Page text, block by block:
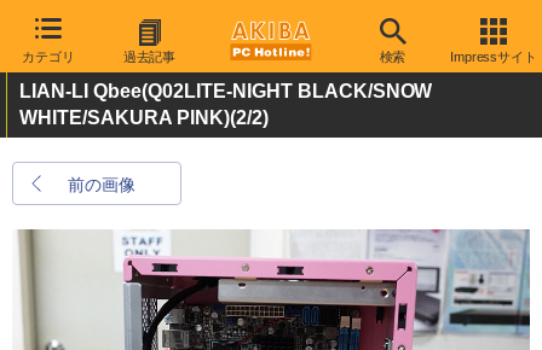
カテゴリ 過去記事 検索 Impressサイト
LIAN-LI Qbee(Q02LITE-NIGHT BLACK/SNOW
WHITE/SAKURA PINK)(2/2)
前の画像